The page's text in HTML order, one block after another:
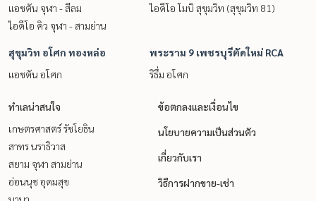
แอชตัน จุฬา - สีลม
ไอดีโอ คิว จุฬา - สามย่าน
ไอดีโอ โมบิ สุขุมวิท (สุขุมวิท 81)
สุขุมวิท อโศก ทองหล่อ
แอชตัน อโศก
พระราม 9 เพชรบุรีตัดใหม่ RCA
ริธึ่ม อโศก
ทำเลน่าสนใจ
เกษตรศาสตร์ รัชโยธิน
สาทร นราธิวาส
สยาม จุฬา สามย่าน
อ่อนนุช อุดมสุข
ข้อตกลงและเงื่อนไข
นโยบายความเป็นส่วนตัว
เกี่ยวกับเรา
วิธีการฝากขาย-เช่า